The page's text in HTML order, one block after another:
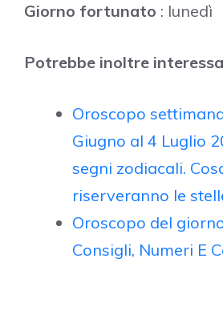
Giorno fortunato : lunedì
Potrebbe inoltre
Oroscopo
Giugno al 4 Luglio
segni zodiacali.
riserveranno le
Oroscopo del
Consigli, Numeri E